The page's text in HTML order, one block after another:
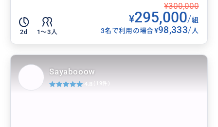
2d 1〜3人
¥300,000
¥295,000/組
3名で利用の場合¥98,333/人
Sayabooow
4.8 (19件)